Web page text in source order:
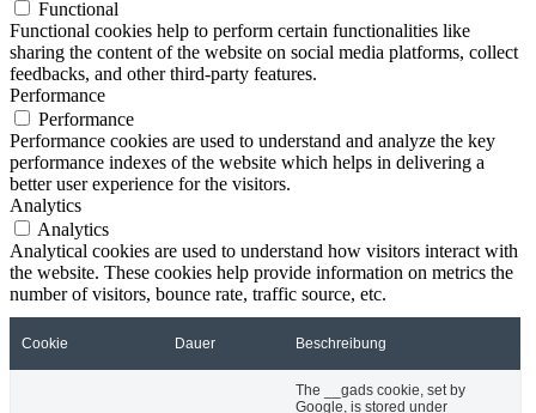
Functional
Functional cookies help to perform certain functionalities like
sharing the content of the website on social media platforms, collect
feedbacks, and other third-party features.
Performance
Performance
Performance cookies are used to understand and analyze the key
performance indexes of the website which helps in delivering a
better user experience for the visitors.
Analytics
Analytics
Analytical cookies are used to understand how visitors interact with
the website. These cookies help provide information on metrics the
number of visitors, bounce rate, traffic source, etc.
Cookie Dauer Beschreibung
The __gads cookie, set by
Google, is stored under